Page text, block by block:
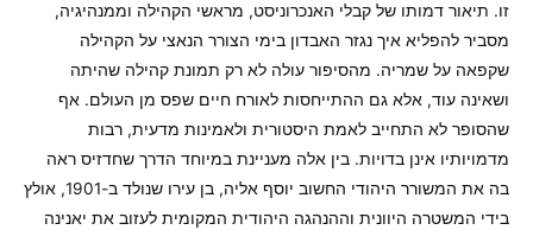
זו. תיאור דמותו של קבלי האנכרוניסט, מראשי הקהילה וממנהיגיה,
מסביר להפליא איך נגזר האבדון בימי הצורר הנאצי על הקהילה
שקפאה על שמריה. מהסיפור עולה לא רק תמונת קהילה שהיתה
ושאינה עוד, אלא גם ההתייחסות לאורח חיים שפס מן העולם. אף
שהסופר לא התחייב לאמת היסטורית ולאמינות מדעית, רבות
מדמויותיו אינן בדויות. בין אלה מעניינת במיוחד הדרך שחדזיס ראה
בה את המשורר היהודי החשוב יוסף אליה, בן עירו שנולד ב-1901, אולץ
בידי המשטרה היוונית וההנהגה היהודית המקומית לעזוב את יאנינה